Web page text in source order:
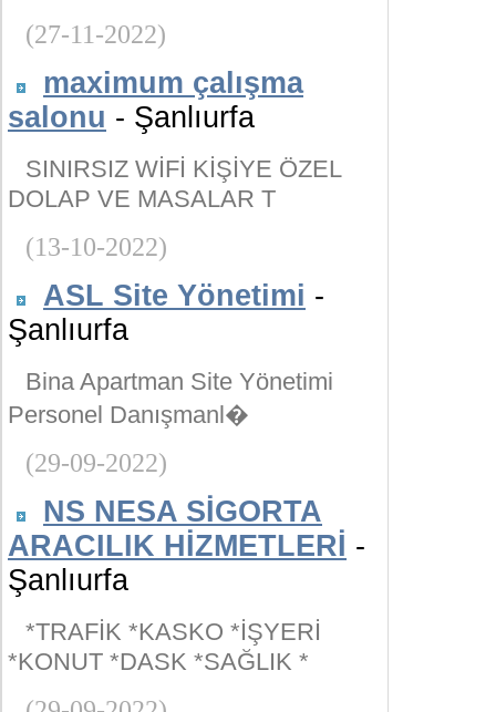
(27-11-2022)
maximum çalışma
salonu - Şanlıurfa
SINIRSIZ WİFİ KİŞİYE ÖZEL
DOLAP VE MASALAR T
(13-10-2022)
ASL Site Yönetimi -
Şanlıurfa
Bina Apartman Site Yönetimi
Personel Danışmanl�
(29-09-2022)
NS NESA SİGORTA
ARACILIK HİZMETLERİ -
Şanlıurfa
*TRAFİK *KASKO *İŞYERİ
*KONUT *DASK *SAĞLIK *